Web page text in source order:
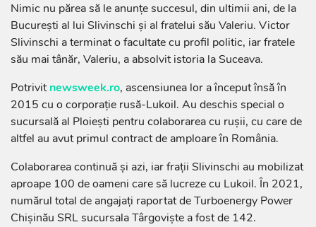
Nimic nu părea să le anunțe succesul, din ultimii ani, de la
București al lui Slivinschi și al fratelui său Valeriu. Victor
Slivinschi a terminat o facultate cu profil politic, iar fratele
său mai tânăr, Valeriu, a absolvit istoria la Suceava.
Potrivitnewsweek.ro, ascensiunea lor a început însă în
2015 cu o corporație rusă-Lukoil. Au deschis special o
sucursală al Ploiești pentru colaborarea cu rușii, cu care de
altfel au avut primul contract de amploare în România.
Colaborarea continuă și azi, iar frații Slivinschi au mobilizat
aproape 100 de oameni care să lucreze cu Lukoil. În 2021,
numărul total de angajați raportat de Turboenergy Power
Chișinău SRL sucursala Târgoviște a fost de 142.